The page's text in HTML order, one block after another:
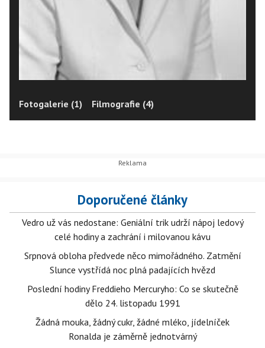
Fotogalerie (1) Filmografie (4)
Doporučené články
Vedro už vás nedostane: Geniální trik udrží nápoj ledový
celé hodiny a zachrání i milovanou kávu
Srpnová obloha předvede něco mimořádného. Zatmění
Slunce vystřídá noc plná padajících hvězd
Poslední hodiny Freddieho Mercuryho: Co se skutečně
dělo 24. listopadu 1991
Žádná mouka, žádný cukr, žádné mléko, jídelníček
Ronalda je záměrně jednotvárný